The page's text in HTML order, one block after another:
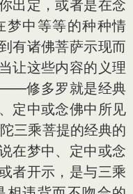
出定，或者是在念
梦中等等的种种情
有诸佛菩萨示现而
让这些内容的义理
修多罗就是经典
定中或念佛中所见
三乘菩提的经典的
在梦中、定中或念
者开示，是与三乘